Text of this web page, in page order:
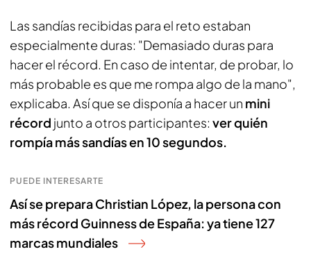
Las sandías recibidas para el reto estaban
especialmente duras: "Demasiado duras para
hacer el récord. En caso de intentar, de probar, lo
más probable es que me rompa algo de la mano",
explicaba. Así que se disponía a hacer un mini
récord junto a otros participantes: ver quién
rompía más sandías en 10 segundos.
PUEDE INTERESARTE
Así se prepara Christian López, la persona con
más récord Guinness de España: ya tiene 127
marcas mundiales